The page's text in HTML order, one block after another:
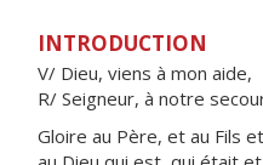
INTRODUCTION
V/ Dieu, viens à mon aide,
R/ Seigneur, à notre
Gloire au Père, et au Fils